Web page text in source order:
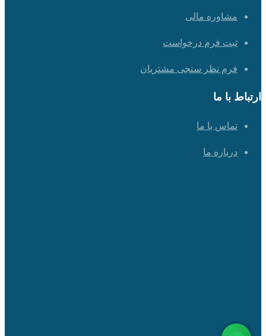
مشاوره مالی
ثبت فرم درخواست
فرم نظر سنجی مشتریان
ارتباط با ما
تماس با ما
درباره ما